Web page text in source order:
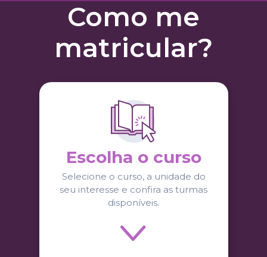
Como me
matricular?
Escolha o curso
Selecione o curso, a unidade do
seu interesse e confira as turmas
disponíveis.